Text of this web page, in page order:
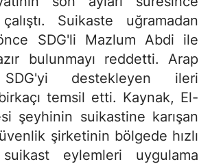
Suikaste uğramadan
SDG'li Mazlum Abdi ile
bulunmayı reddetti. Arap
destekleyen ileri
temsil etti. Kaynak, El-
şeyhinin suikastine karışan
şirketinin bölgede hızlı
eylemleri uygulama